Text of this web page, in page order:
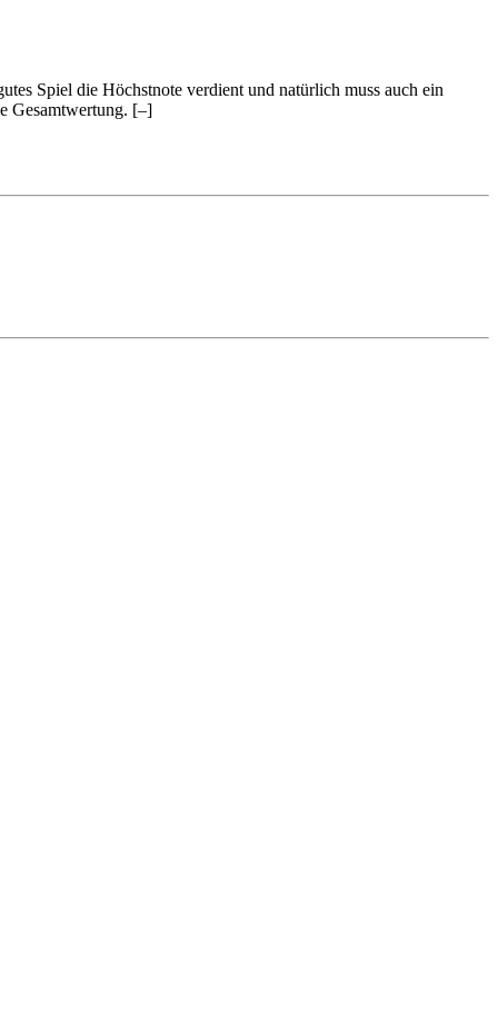
Spiel die Höchstnote verdient und natürlich muss auch ein
Gesamtwertung. [–]